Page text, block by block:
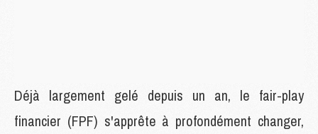
Déjà largement gelé depuis un an, le fair-play
financier (FPF) s'apprête à profondément changer,